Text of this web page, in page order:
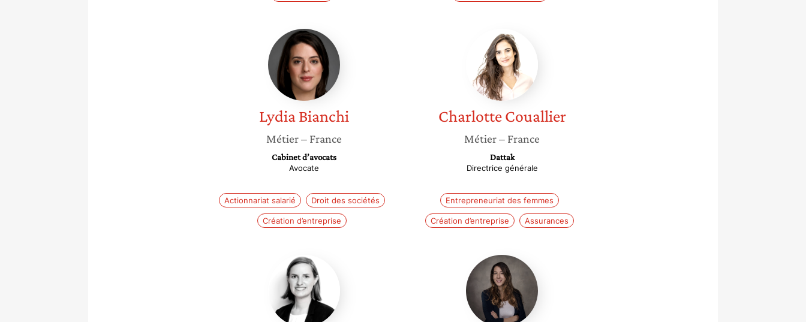
Lydia
Bianchi
LydiaBianchi
Métier– France
Cabinet d’avocats
Avocate
Actionnariat salarié Droit des sociétés
Création d’entreprise
Charlotte
Couallier
Charlotte Couallier
Métier– France
Dattak
Directrice générale
Entrepreneuriat des femmes
Création d’entreprise Assurances
Géraldine
Russell
Aude
Fredouelle